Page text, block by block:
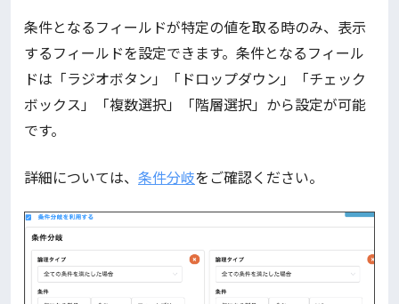
条件となるフィールドが特定の値を取る時のみ、表示
するフィールドを設定できます。条件となるフィール
ドは「ラジオボタン」「ドロップダウン」「チェック
ボックス」「複数選択」「階層選択」から設定が可能
です。
詳細については、 条件分岐をご確認ください。